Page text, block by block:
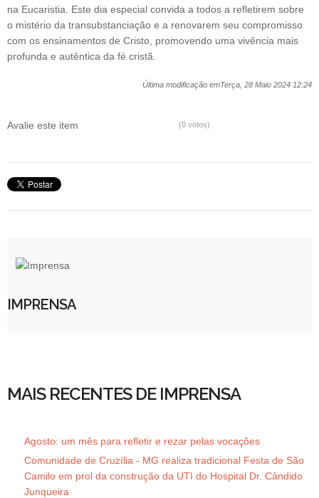
na Eucaristia. Este dia especial convida a todos a refletirem sobre
o mistério da transubstanciação e a renovarem seu compromisso
com os ensinamentos de Cristo, promovendo uma vivência mais
profunda e autêntica da fé cristã.
Última modificação emTerça, 28 Maio 2024 12:24
Avalie este item (0 votos)
IMPRENSA
MAIS RECENTES DE IMPRENSA
Agosto: um mês para refletir e rezar pelas vocações
Comunidade de Cruzília - MG realiza tradicional Festa de São
Camilo em prol da construção da UTI do Hospital Dr. Cândido
Junqueira